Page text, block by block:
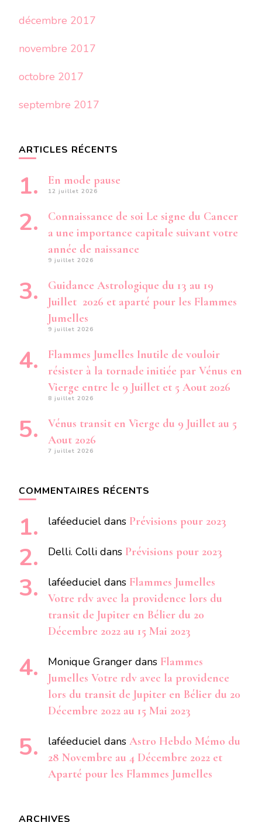
décembre 2017
novembre 2017
octobre 2017
septembre 2017
ARTICLES RÉCENTS
En mode pause
12 juillet 2026
Connaissance de soi Le signe du Cancer
a une importance capitale suivant votre
année de naissance
9 juillet 2026
Guidance Astrologique du 13 au 19
Juillet 2026 et aparté pour les Flammes
Jumelles
9 juillet 2026
Flammes Jumelles Inutile de vouloir
résister à la tornade initiée par Vénus en
Vierge entre le 9 Juillet et 5 Aout 2026
8 juillet 2026
Vénus transit en Vierge du 9 Juillet au 5
Aout 2026
7 juillet 2026
COMMENTAIRES RÉCENTS
laféeduciel dans Prévisions pour 2023
Delli. Colli dans Prévisions pour 2023
laféeduciel dans Flammes Jumelles
Votre rdv avec la providence lors du
transit de Jupiter en Bélier du 20
Décembre 2022 au 15 Mai 2023
Monique Granger dans Flammes
Jumelles Votre rdv avec la providence
lors du transit de Jupiter en Bélier du 20
Décembre 2022 au 15 Mai 2023
laféeduciel dans Astro Hebdo Mémo du
28 Novembre au 4 Décembre 2022 et
Aparté pour les Flammes Jumelles
ARCHIVES